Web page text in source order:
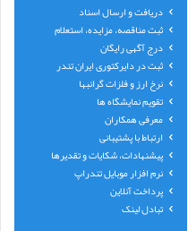
دریافت و ارسال اسناد
ثبت مناقصه، مزایده، استعلام
درج آگهی رایگان
ثبت در دایرکتوری ایران تندر
نرخ ارز و فلزات گرانبها
تقویم نمایشگاه ها
معرفی همکاران
ارتباط با پشتیبانی
پیشنهادات، شکایات و تقدیرها
نرم افزار موبایل تندراپ
پرداخت آنلاین
تبادل لینک